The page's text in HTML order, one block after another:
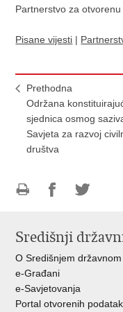
Partnerstvo za otvorenu
Pisane vijesti |
Prethodna
Održana
sjednica osmog
Savjeta za razvoj
društva
FacebookuTwitteru
Središnji
O Središnjem
e-Građani
e-Savjetovanja
Portal otvorenih